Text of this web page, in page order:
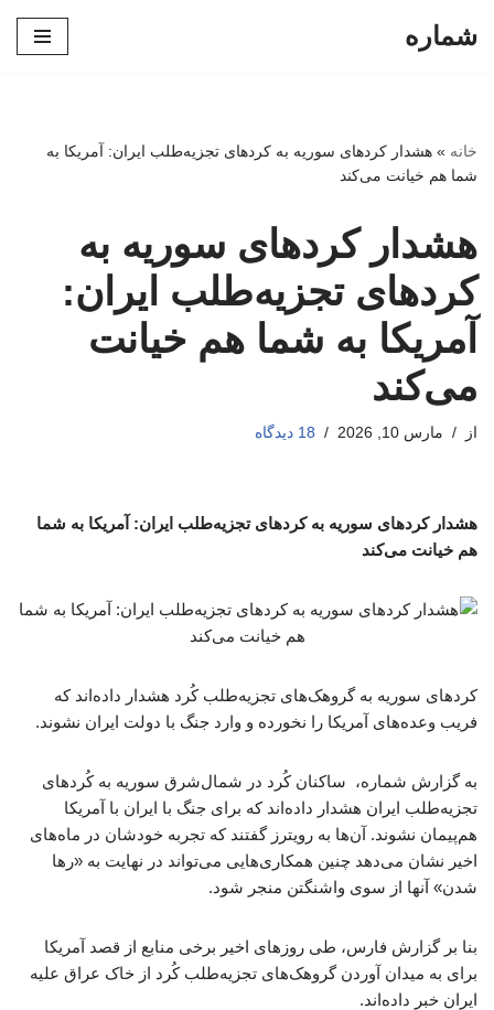
شماره
خانه » هشدار کردهای سوریه به کردهای تجزیه‌طلب ایران: آمریکا به
شما هم خیانت می‌کند
هشدار کردهای سوریه به
کردهای تجزیه‌طلب ایران:
آمریکا به شما هم خیانت
می‌کند
از مارس 10, 2026 18 دیدگاه
هشدار کردهای سوریه به کردهای تجزیه‌طلب ایران: آمریکا به شما
هم خیانت می‌کند
کردهای سوریه به گروهک‌های تجزیه‌طلب کُرد هشدار داده‌اند که
فریب وعده‌های آمریکا را نخورده و وارد جنگ با دولت ایران نشوند.
به گزارش شماره، ساکنان کُرد در شمال‌شرق سوریه به کُردهای
تجزیه‌طلب ایران هشدار داده‌اند که برای جنگ با ایران با آمریکا
هم‌پیمان نشوند. آن‌ها به رویترز گفتند که تجربه خودشان در ماه‌های
اخیر نشان می‌دهد چنین همکاری‌هایی می‌تواند در نهایت به «رها
شدن» آنها از سوی واشنگتن منجر شود.
بنا بر گزارش فارس، طی روزهای اخیر برخی منابع از قصد آمریکا
برای به میدان آوردن گروهک‌های تجزیه‌طلب کُرد از خاک عراق علیه
ایران خبر داده‌اند.